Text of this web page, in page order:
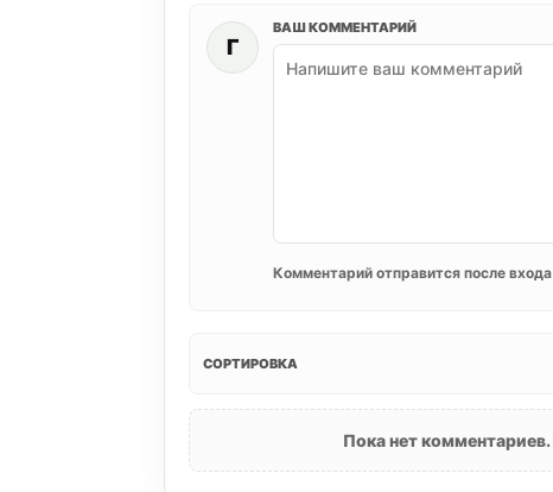
Г
ВАШ КОММЕНТАРИЙ
Комментарий отправится после
СОРТИРОВКА
Пока нет